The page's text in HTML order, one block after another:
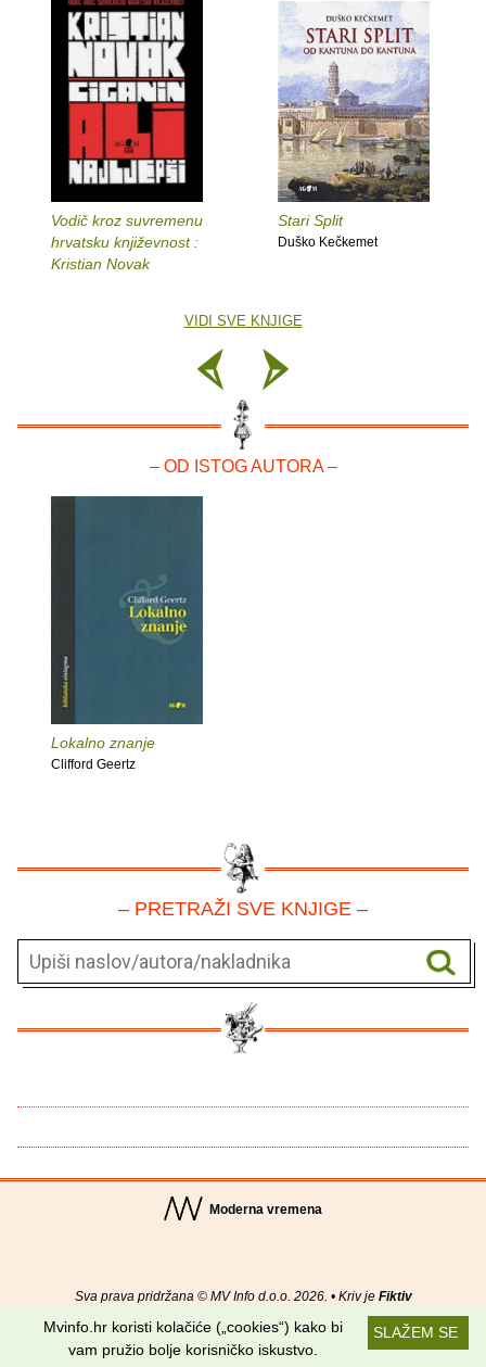
Vodič kroz suvremenu
hrvatsku književnost :
Kristian Novak
Stari Split
Duško Kečkemet
VIDI SVE KNJIGE
– OD ISTOG AUTORA –
Lokalno znanje
Clifford Geertz
– PRETRAŽI SVE KNJIGE –
Moderna vremena
Sva prava pridržana © MV Info d.o.o. 2026. • Kriv je Fiktiv
O nama• Pomoć•Uvjeti korištenja•RSS kanaliSLAŽEM SE
Mvinfo.hr koristi kolačiće („cookies“) kako bi
vam pružio bolje korisničko iskustvo.